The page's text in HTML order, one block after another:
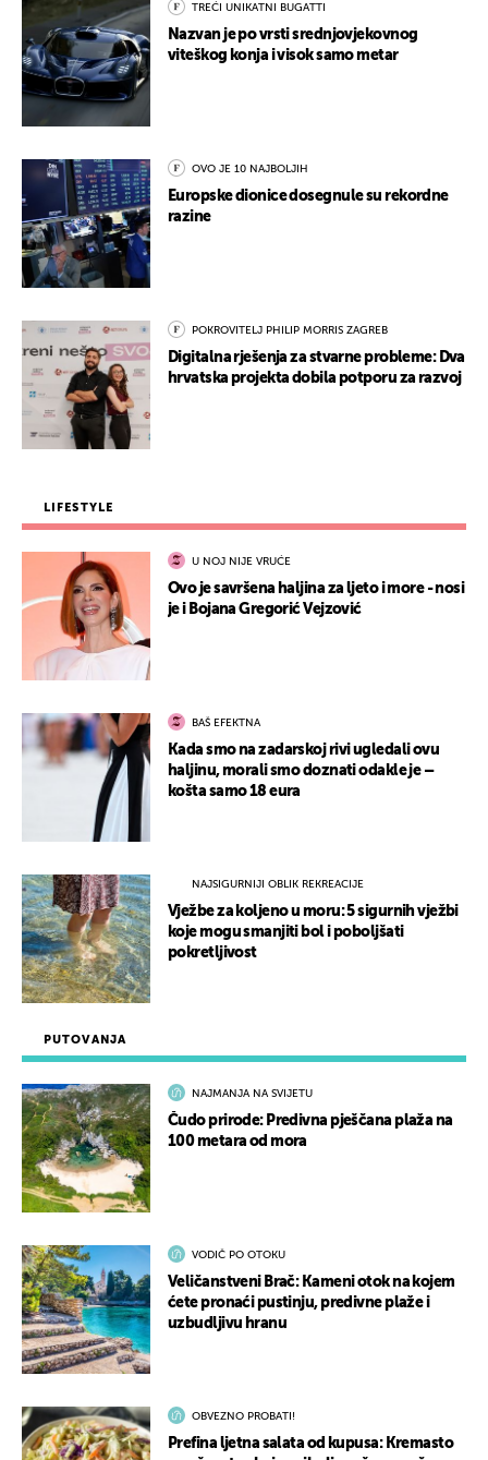
PUTOVANJA
NAJMANJA NA SVIJETU
Čudo prirode: Predivna pješčana plaža na
100 metara od mora
VODIČ PO OTOKU
Veličanstveni Brač: Kameni otok na kojem
ćete pronaći pustinju, predivne plaže i
uzbudljivu hranu
OBVEZNO PROBATI!
Prefina ljetna salata od kupusa: Kremasto
TREĆI UNIKATNI BUGATTI
Nazvan je po vrsti srednjovjekovnog
viteškog konja i visok samo metar
OVO JE 10 NAJBOLJIH
Europske dionice dosegnule su rekordne
razine
POKROVITELJ PHILIP MORRIS ZAGREB
Digitalna rješenja za stvarne probleme: Dva
hrvatska projekta dobila potporu za razvoj
LIFESTYLE
U NOJ NIJE VRUĆE
Ovo je savršena haljina za ljeto i more - nosi
je i Bojana Gregorić Vejzović
BAŠ EFEKTNA
Kada smo na zadarskoj rivi ugledali ovu
haljinu, morali smo doznati odakle je –
košta samo 18 eura
NAJSIGURNIJI OBLIK REKREACIJE
Vježbe za koljeno u moru: 5 sigurnih vježbi
koje mogu smanjiti bol i poboljšati
pokretljivost